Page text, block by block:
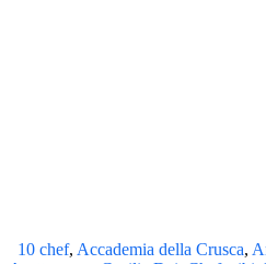
10 chef, Accademia della Crusca,